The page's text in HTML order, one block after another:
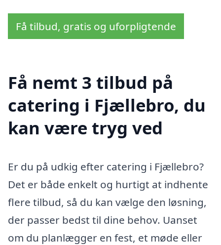
Få tilbud, gratis og uforpligtende
Få nemt 3 tilbud på
catering i Fjællebro, du
kan være tryg ved
Er du på udkig efter catering i Fjællebro?
Det er både enkelt og hurtigt at indhente
flere tilbud, så du kan vælge den løsning,
der passer bedst til dine behov. Uanset
om du planlægger en fest, et møde eller